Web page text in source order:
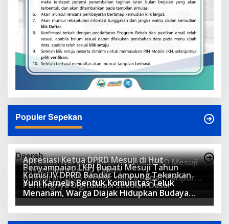
Populer Sepekan
Daerah
Antusias Warga di Reses Ketua DPRD Mesuji
Apresiasi Ketua DPRD Mesuji di Hut
Bayangkara ke-80 Tahun
Penyampaian LKPJ Bupati Mesuji Tahun
Anggaran 2025 Digelar dalam Rapat Paripurna
DPRD
Komisi IV DPRD Bandar Lampung Tekankan
Pentingnya Digitalisasi Sekolah Dasar
Yuni Karnelis Bentuk Komunitas Teluk
Menanam, Warga Diajak Hidupkan Budaya
Tanam